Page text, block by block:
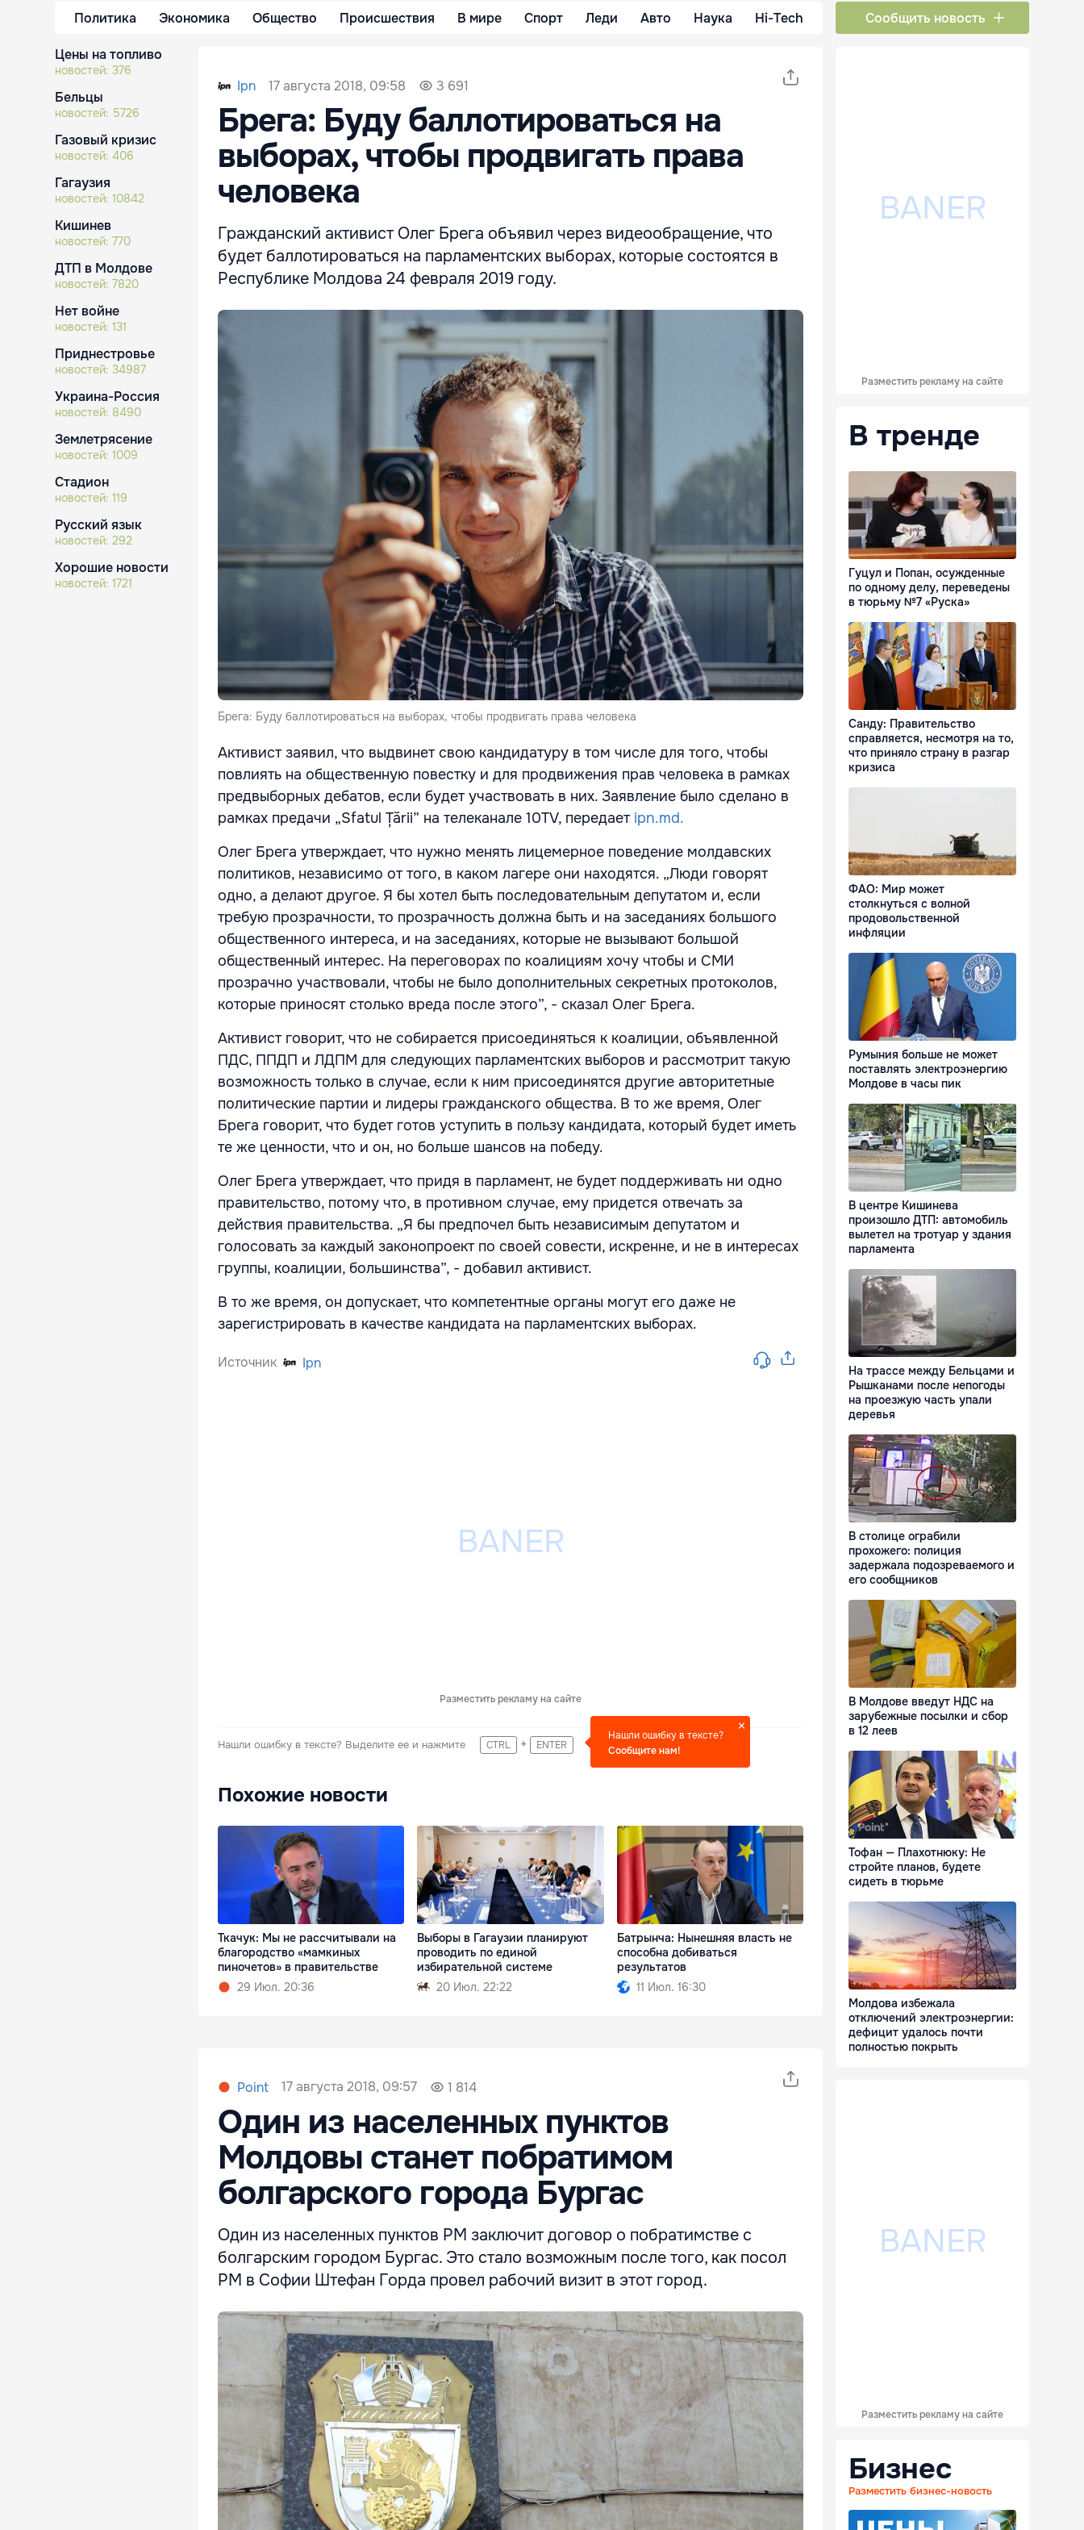
Политика Экономика Общество Происшествия В мире Спорт Леди Авто Наука Hi-Tech Сообщить новость
Цены на топливо
новостей: 376
Бельцы
новостей: 5726
Газовый кризис
новостей: 406
Гагаузия
новостей: 10842
Кишинев
новостей: 770
ДТП в Молдове
новостей: 7820
Нет войне
новостей: 131
Приднестровье
новостей: 34987
Украина-Россия
новостей: 8490
Землетрясение
новостей: 1009
Стадион
новостей: 119
Русский язык
новостей: 292
Хорошие новости
новостей: 1721
Ipn 17 августа 2018, 09:58 3 691
Брега: Буду баллотироваться на
выборах, чтобы продвигать права
человека
Гражданский активист Олег Брега объявил через видеообращение, что
будет баллотироваться на парламентских выборах, которые состоятся в
Республике Молдова 24 февраля 2019 году.
Брега: Буду баллотироваться на выборах, чтобы продвигать права человека
Активист заявил, что выдвинет свою кандидатуру в том числе для того, чтобы
повлиять на общественную повестку и для продвижения прав человека в рамках
предвыборных дебатов, если будет участвовать в них. Заявление было сделано в
рамках предачи „Sfatul Țării” на телеканале 10TV, передает ipn.md.
Олег Брега утверждает, что нужно менять лицемерное поведение молдавских
политиков, независимо от того, в каком лагере они находятся. „Люди говорят
одно, а делают другое. Я бы хотел быть последовательным депутатом и, если
требую прозрачности, то прозрачность должна быть и на заседаниях большого
общественного интереса, и на заседаниях, которые не вызывают большой
общественный интерес. На переговорах по коалициям хочу чтобы и СМИ
прозрачно участвовали, чтобы не было дополнительных секретных протоколов,
которые приносят столько вреда после этого”, - сказал Олег Брега.
Активист говорит, что не собирается присоединяться к коалиции, объявленной
ПДС, ППДП и ЛДПМ для следующих парламентских выборов и рассмотрит такую
возможность только в случае, если к ним присоединятся другие авторитетные
политические партии и лидеры гражданского общества. В то же время, Олег
Брега говорит, что будет готов уступить в пользу кандидата, который будет иметь
те же ценности, что и он, но больше шансов на победу.
Олег Брега утверждает, что придя в парламент, не будет поддерживать ни одно
правительство, потому что, в противном случае, ему придется отвечать за
действия правительства. „Я бы предпочел быть независимым депутатом и
голосовать за каждый законопроект по своей совести, искренне, и не в интересах
группы, коалиции, большинства”, - добавил активист.
В то же время, он допускает, что компетентные органы могут его даже не
зарегистрировать в качестве кандидата на парламентских выборах.
Источник Ipn
Разместить рекламу на сайте
Нашли ошибку в тексте? Выделите ее и нажмите CTRL + ENTER
Нашли ошибку в тексте?
Сообщите нам!
Похожие новости
Ткачук: Мы не рассчитывали на
благородство «мамкиных
пиночетов» в правительстве
29 Июл. 20:36
Выборы в Гагаузии планируют
проводить по единой
избирательной системе
20 Июл. 22:22
Батрынча: Нынешняя власть не
способна добиваться
результатов
11 Июл. 16:30
Point 17 августа 2018, 09:57 1 814
Один из населенных пунктов
Молдовы станет побратимом
болгарского города Бургас
Один из населенных пунктов РМ заключит договор о побратимстве с
болгарским городом Бургас. Это стало возможным после того, как посол
РМ в Софии Штефан Горда провел рабочий визит в этот город.
Разместить рекламу на сайте
В тренде
Гуцул и Попан, осужденные
по одному делу, переведены
в тюрьму №7 «Руска»
Санду: Правительство
справляется, несмотря на то,
что приняло страну в разгар
кризиса
ФАО: Мир может
столкнуться с волной
продовольственной
инфляции
Румыния больше не может
поставлять электроэнергию
Молдове в часы пик
В центре Кишинева
произошло ДТП: автомобиль
вылетел на тротуар у здания
парламента
На трассе между Бельцами и
Рышканами после непогоды
на проезжую часть упали
деревья
В столице ограбили
прохожего: полиция
задержала подозреваемого и
его сообщников
В Молдове введут НДС на
зарубежные посылки и сбор
в 12 леев
Тофан — Плахотнюку: Не
стройте планов, будете
сидеть в тюрьме
Молдова избежала
отключений электроэнергии:
дефицит удалось почти
полностью покрыть
Разместить рекламу на сайте
Бизнес
Разместить бизнес-новость